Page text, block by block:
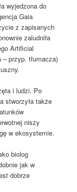
wyjedzona do
Gaia
z zapisanych
zaludniła
Artificial
przyp. tłumacza)
i ludzi. Po
stworzyła także
niszy
w ekosystemie.
biolog
jak w
dobrze